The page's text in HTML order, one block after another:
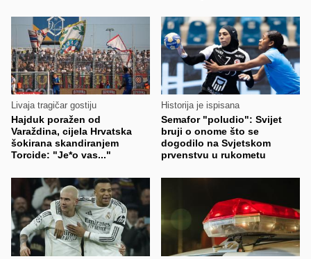
Livaja tragičar gostiju
Hajduk poražen od
Varaždina, cijela Hrvatska
šokirana skandiranjem
Torcide: "Je*o vas..."
Historija je ispisana
Semafor "poludio": Svijet
bruji o onome što se
dogodilo na Svjetskom
prvenstvu u rukometu